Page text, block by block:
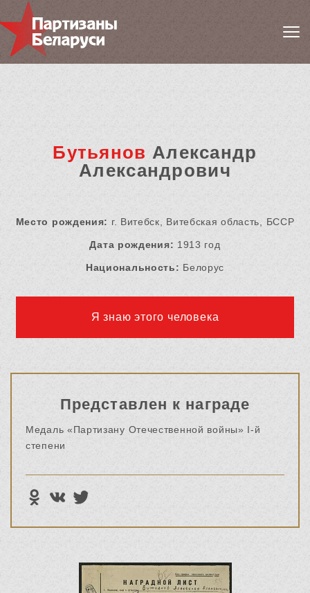
Бутьянов Александр
Александрович
Место рождения: г. Витебск, Витебская область, БССР
Дата рождения: 1913 год
Национальность: Белорус
Я знаю этого человека
Представлен к награде
Медаль «Партизану Отечественной войны» I-й
степени